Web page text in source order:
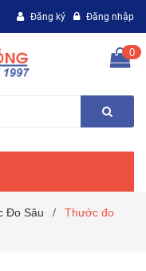
Đăng ký Đăng nhập
0
Đo Sâu /
Thước đo